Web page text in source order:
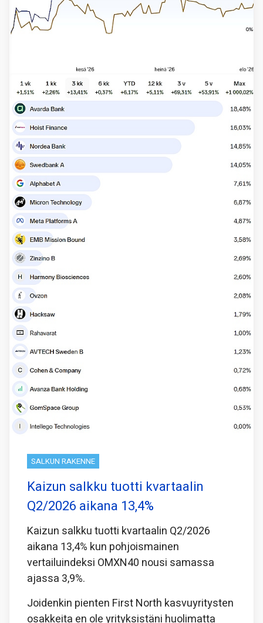
SALKUN RAKENNE
Kaizun salkku tuotti kvartaalin
Q2/2026 aikana 13,4%
Kaizun salkku tuotti kvartaalin Q2/2026
aikana 13,4% kun pohjoismainen
vertailuindeksi OMXN40 nousi samassa
ajassa 3,9%.
Joidenkin pienten First North kasvuyritysten
osakkeita en ole yrityksistäni huolimatta